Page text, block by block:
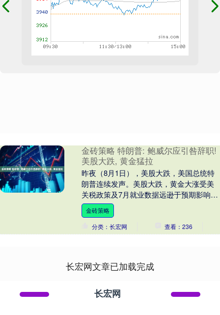
金砖策略 特朗普: 鲍威尔应引咎辞职!
美股大跌, 黄金猛拉
昨夜（8月1日），美股大跌，美国总统特
朗普连续发声。美股大跌，黄金大涨受美
关税政策及7月就业数据远逊于预期影响，
美国股市收盘大跌。道琼斯工业平均指数
收盘下跌60....
金砖策略
分类：长宏网
查看：236
长宏网文章已加载完成
长宏网